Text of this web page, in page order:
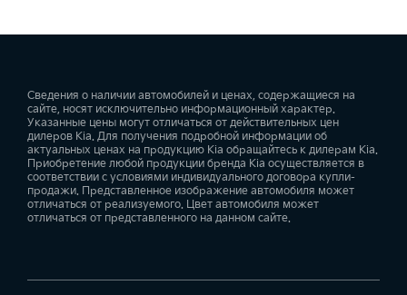
Сведения о наличии автомобилей и ценах, содержащиеся на
сайте, носят исключительно информационный характер.
Указанные цены могут отличаться от действительных цен
дилеров Kia. Для получения подробной информации об
актуальных ценах на продукцию Kia обращайтесь к дилерам Kia.
Приобретение любой продукции бренда Kia осуществляется в
соответствии с условиями индивидуального договора купли-
продажи. Представленное изображение автомобиля может
отличаться от реализуемого. Цвет автомобиля может
отличаться от представленного на данном сайте.